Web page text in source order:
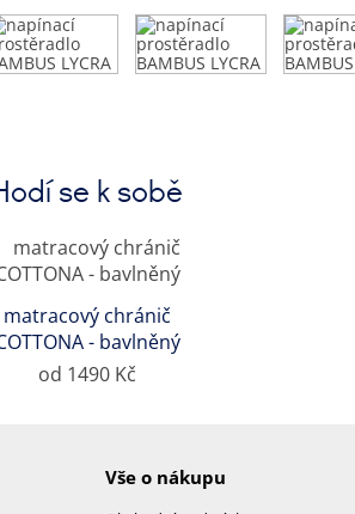
se k sobě
matracový chránič
- bavlněný
od 1490 Kč
Vše o nákupu